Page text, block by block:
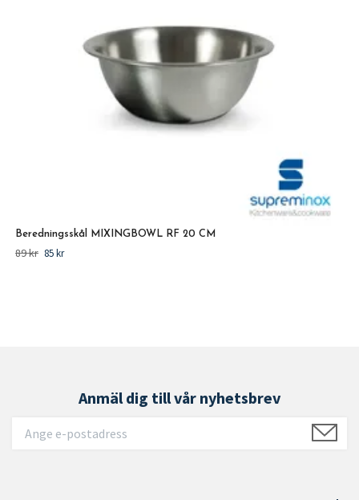
Beredningsskål MIXINGBOWL RF 20 CM
89 kr 85 kr
Anmäl dig till vår nyhetsbrev